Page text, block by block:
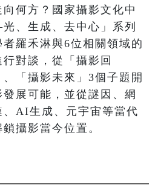
何方？國家攝影文化中
、生成、去中心」系列
羅禾淋與6位相關領域的
對談，從「攝影回
「攝影未來」3個子題開
展可能，並從謎因、網
AI生成、元宇宙等當代
攝影當今位置。